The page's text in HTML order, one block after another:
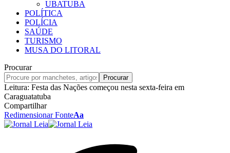
UBATUBA
POLÍTICA
POLÍCIA
SAÚDE
TURISMO
MUSA DO LITORAL
Procurar
Leitura: Festa das Nações começou nesta sexta-feira em
Caraguatatuba
Compartilhar
Redimensionar FonteAa